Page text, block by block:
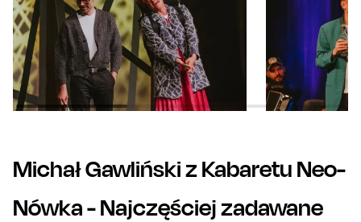
Michał Gawliński z Kabaretu Neo-
Nówka- Najczęściej zadawane